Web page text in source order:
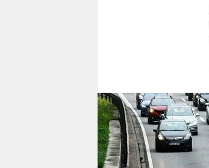
nord
wahrheit
verlag